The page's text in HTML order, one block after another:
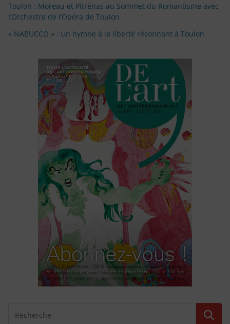
Toulon : Moreau et Pitrėnas au Sommet du Romantisme avec
l’Orchestre de l’Opéra de Toulon
« NABUCCO » : Un hymne à la liberté résonnant à Toulon